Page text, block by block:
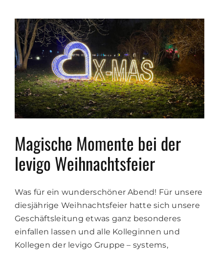
Magische Momente bei der
levigo Weihnachtsfeier
Was für ein wunderschöner Abend! Für unsere
diesjährige Weihnachtsfeier hatte sich unsere
Geschäftsleitung etwas ganz besonderes
einfallen lassen und alle Kolleginnen und
Kollegen der levigo Gruppe – systems,